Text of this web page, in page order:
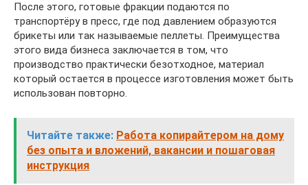
После этого, готовые фракции подаются по
транспортёру в пресс, где под давлением образуются
брикеты или так называемые пеллеты. Преимущества
этого вида бизнеса заключается в том, что
производство практически безотходное, материал
который остается в процессе изготовления может быть
использован повторно.
Читайте также: Работа копирайтером на дому
без опыта и вложений, вакансии и пошаговая
инструкция